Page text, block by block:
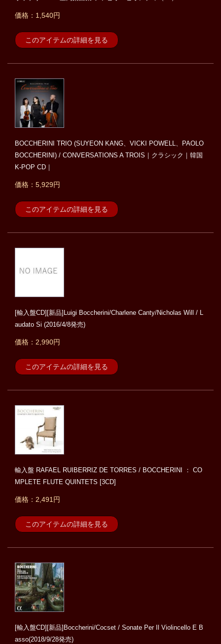
価格：1,540円
このアイテムの詳細を見る
BOCCHERINI TRIO (SUYEON KANG、VICKI POWELL、PAOLO
BOCCHERINI) / CONVERSATIONS A TROIS｜クラシック｜韓国
K-POP CD｜
価格：5,929円
このアイテムの詳細を見る
[輸入盤CD][新品]Luigi Boccherini/Charlene Canty/Nicholas Will / L
audato Si (2016/4/8発売)
価格：2,990円
このアイテムの詳細を見る
輸入盤 RAFAEL RUIBERRIZ DE TORRES / BOCCHERINI ： CO
MPLETE FLUTE QUINTETS [3CD]
価格：2,491円
このアイテムの詳細を見る
[輸入盤CD][新品]Boccherini/Cocset / Sonate Per Il Violincello E B
asso(2018/9/28発売)